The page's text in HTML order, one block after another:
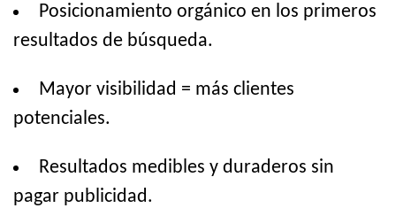
Posicionamiento orgánico en los primeros
resultados de búsqueda.
Mayor visibilidad = más clientes
potenciales.
Resultados medibles y duraderos sin
pagar publicidad.